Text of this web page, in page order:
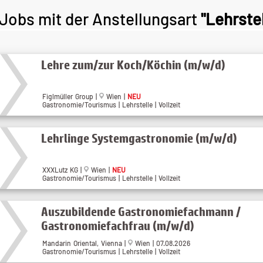
mit der Anstellungsart
Lehre zum/zur Koch/Köchin (m/w/d)
Figlmüller Group | Wien | NEU
Gastronomie/Tourismus | Lehrstelle | Vollzeit
Lehrlinge Systemgastronomie (m/w/d)
XXXLutz KG | Wien | NEU
Gastronomie/Tourismus | Lehrstelle | Vollzeit
Auszubildende Gastronomiefachmann /
Gastronomiefachfrau (m/w/d)
Mandarin Oriental, Vienna |
Wien | 07.08.2026
Gastronomie/Tourismus | Lehrstelle | Vollzeit